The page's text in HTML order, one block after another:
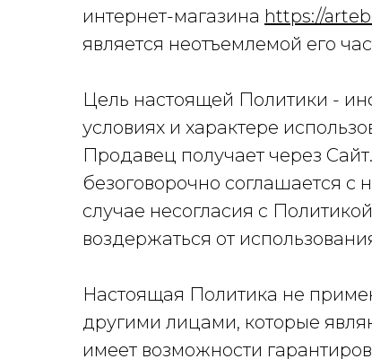
интернет-магазина https://
является неотъемлемой его
Цель настоящей Политики -
условиях и характере
Продавец получает через
безоговорочно соглашается
случае несогласия с
воздержаться от
Настоящая Политика не
другими лицами, которые
имеет возможности